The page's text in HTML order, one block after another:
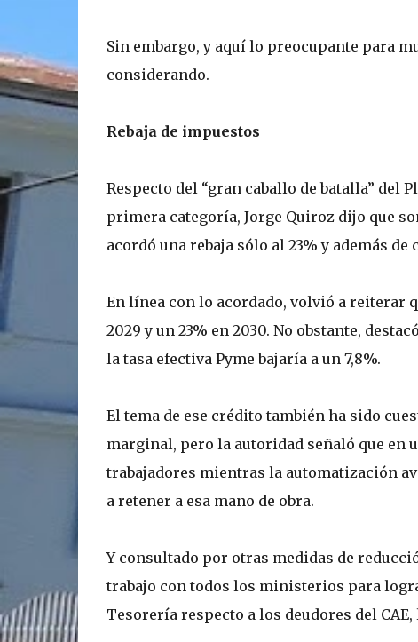
Sin embargo, y aquí lo preocupante para
considerando.
Rebaja de impuestos
Respecto del “gran caballo de batalla” del
primera categoría, Jorge Quiroz dijo que
acordó una rebaja sólo al 23% y además de
En línea con lo acordado, volvió a reiterar
2029 y un 23% en 2030. No obstante,
la tasa efectiva Pyme bajaría a un 7,8%.
El tema de ese crédito también ha sido
marginal, pero la autoridad señaló que en
trabajadores mientras la automatización
a retener a esa mano de obra.
Y consultado por otras medidas de
trabajo con todos los ministerios para
Tesorería respecto a los deudores del